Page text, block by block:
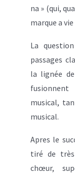
na » (qui,
marque a vie
La
passages
la lignée
musical,
musical.
Apres le
tiré de
chœur,